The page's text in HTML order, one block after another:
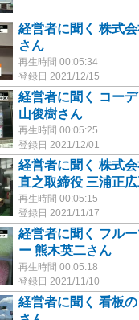
経営者に聞く 株式
さん
再生時間 00:05:34
登録日 2021/12/15
経営者に聞く コー
山俊樹さん
再生時間 00:05:25
登録日 2021/12/01
経営者に聞く 株式
直之取締役 三浦正
再生時間 00:05:15
登録日 2021/11/17
経営者に聞く フル
ー 熊木英二さん
再生時間 00:05:18
登録日 2021/11/10
経営者に聞く 看板